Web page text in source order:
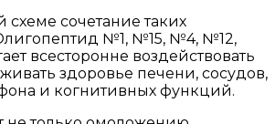
сочетание таких
№1, №15, №4, №12,
всесторонне воздействовать
здоровье печени, сосудов,
и когнитивных функций.